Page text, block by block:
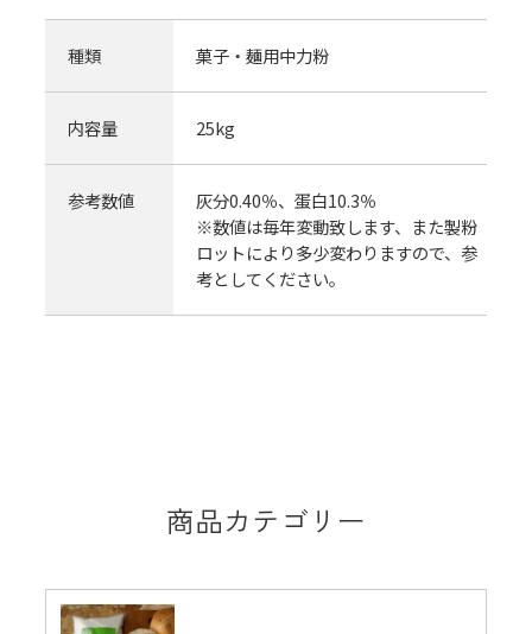
種類 菓子・麺用中力粉
内容量 25kg
参考数値
灰分0.40％、蛋白10.3％
※数値は毎年変動致します、また製粉
ロットにより多少変わりますので、参
考としてください。
商品カテゴリー